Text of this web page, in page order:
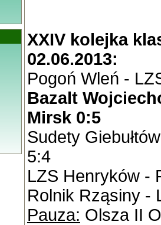
XXIV kolejka
02.06.2013:
Pogoń Wleń -
Bazalt
Mirsk 0:5
Sudety
5:4
LZS Henryków -
Rolnik Rząsiny -
Pauza: Olsza II